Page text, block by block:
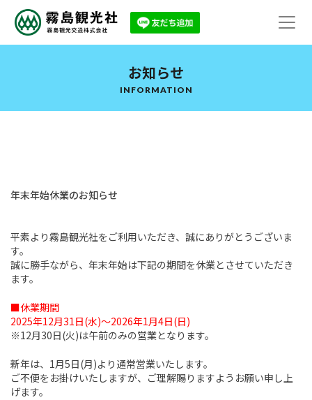
お知らせ
INFORMATION
年末年始休業のお知らせ
平素より霧島観光社をご利用いただき、誠にありがとうございま
す。
誠に勝手ながら、年末年始は下記の期間を休業とさせていただき
ます。
■休業期間
2025年12月31日(水)～2026年1月4日(日)
※12月30日(火)は午前のみの営業となります。
新年は、1月5日(月)より通常営業いたします。
ご不便をお掛けいたしますが、ご理解賜りますようお願い申し上
げます。